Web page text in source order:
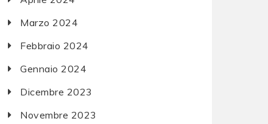
Marzo 2024
Febbraio 2024
Gennaio 2024
Dicembre 2023
Novembre 2023